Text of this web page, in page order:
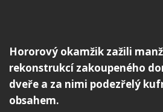
Hororový okamžik zažili
rekonstrukcí zakoupeného
dveře a za nimi podezřelý
obsahem.